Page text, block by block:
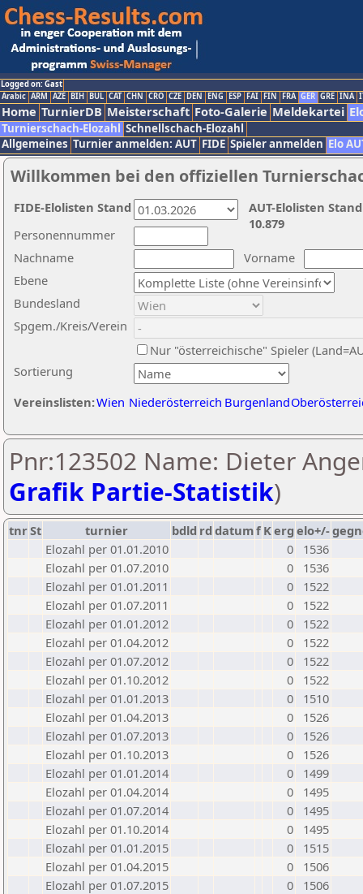
Logged on: Gast
Arabic ARM AZE BIH BUL CAT CHN CRO CZE DEN ENG ESP FAI FIN FRA GER GRE INA
Home TurnierDB Meisterschaft Foto-Galerie Meldekartei
Turnierschach-Elozahl Schnellschach-Elozahl
Allgemeines Turnier anmelden: AUT FIDE Spieler anmelden Elo
Willkommen bei den offiziellen
Nachname
Vorname
Ebene
Sortierung
Personennummer
Bundesland
Spgem./Kreis/Verein
Nur "österreichische" Spieler
Vereinslisten:Wien Niederösterreich Burgenland
AUT-Elolisten
10.879
FIDE-Elolisten Stand
Pnr:123502 Name: Dieter
Grafik Partie-Statistik)
tnrSt turnier bdld rd datumf Kerg elo+/-
Elozahl per 01.01.2010
0
1536
Elozahl per 01.07.2010
0
1536
Elozahl per 01.01.2011
0
1522
Elozahl per 01.07.2011
0
1522
Elozahl per 01.01.2012
0
1522
Elozahl per 01.04.2012
0
1522
Elozahl per 01.07.2012
0
1522
Elozahl per 01.10.2012
0
1522
Elozahl per 01.01.2013
0
1510
Elozahl per 01.04.2013
0
1526
Elozahl per 01.07.2013
0
1526
Elozahl per 01.10.2013
0
1526
Elozahl per 01.01.2014
0
1499
Elozahl per 01.04.2014
0
1495
Elozahl per 01.07.2014
0
1495
Elozahl per 01.10.2014
0
1495
Elozahl per 01.01.2015
0
1515
Elozahl per 01.04.2015
0
1506
Elozahl per 01.07.2015
0
1506